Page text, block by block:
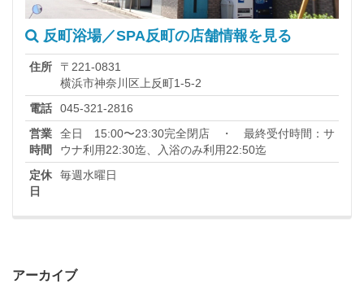
反町浴場／SPA反町の店舗情報を見る
住所
〒221-0831
横浜市神奈川区上反町1-5-2
電話
045-321-2816
営業
時間
全日 15:00〜23:30完全閉店 ・ 最終受付時間：サ
ウナ利用22:30迄、入浴のみ利用22:50迄
定休
日
毎週水曜日
アーカイブ